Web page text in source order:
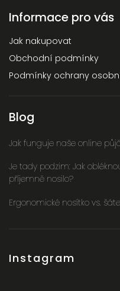
Informace pro vás
Jak nakupovat
Obchodní podmínky
Podmínky ochrany
Blog
Jak funguje naše online
Je tady podzim: Jak
příjemně nosilo?
Ergonomické nosítko vs.
Instagram